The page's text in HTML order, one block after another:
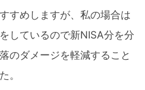
すめしますが、私の場合は
しているので新NISA分を分
のダメージを軽減すること
。